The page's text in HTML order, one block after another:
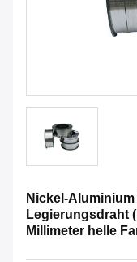
Nickel-
Legierungsdraht
Millimeter helle